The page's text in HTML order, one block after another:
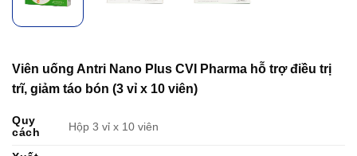
Viên uống Antri Nano Plus CVI Pharma hỗ trợ điều trị
trĩ, giảm táo bón (3 vỉ x 10 viên)
Quy
cách
Hộp 3 vỉ x 10 viên